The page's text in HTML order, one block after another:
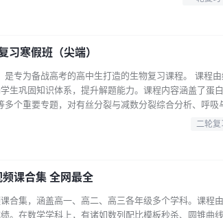
同时，课程还兼顾高一高二的扎实基础精华视频库，为
寒假班（尖端）
专为备战高考的高中生打造的生物复习课程。 课程
生巩固知识体系，提升解题能力。课程内容涵盖了蛋
个重要专题，对有丝分裂与减数分裂综合分析、呼吸
型精练、课堂笔记、讲义等丰富的学习资料，还有课
学生自我检测与纠错。无论是基础薄弱想要查漏补缺的
二轮复
课合集 全网最全
合集，涵盖高一、高二、高三各年级多个学科。课程
。在数学学科上，有诸如数列配比模板秒杀、圆锥曲